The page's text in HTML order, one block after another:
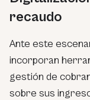
recaudo
Ante este
incorporan
gestión de
sobre sus